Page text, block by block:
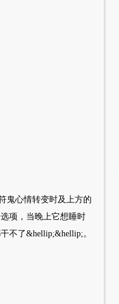
鬼心情转变时及上方的
项，当晚上它想睡时
不了&hellip;&hellip;。